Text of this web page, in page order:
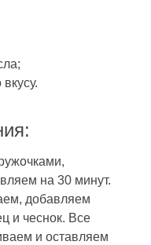
на 30 минут.
добавляем
и чеснок. Все
и оставляем